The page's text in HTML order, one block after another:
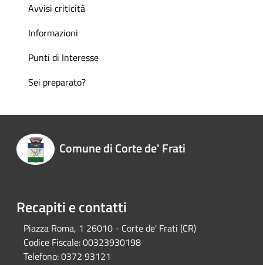
Avvisi criticità
Informazioni
Punti di Interesse
Sei preparato?
Comune di Corte de' Frati
Recapiti e contatti
Piazza Roma, 1 26010 - Corte de' Frati (CR)
Codice Fiscale:00323930198
Telefono:0372 93121